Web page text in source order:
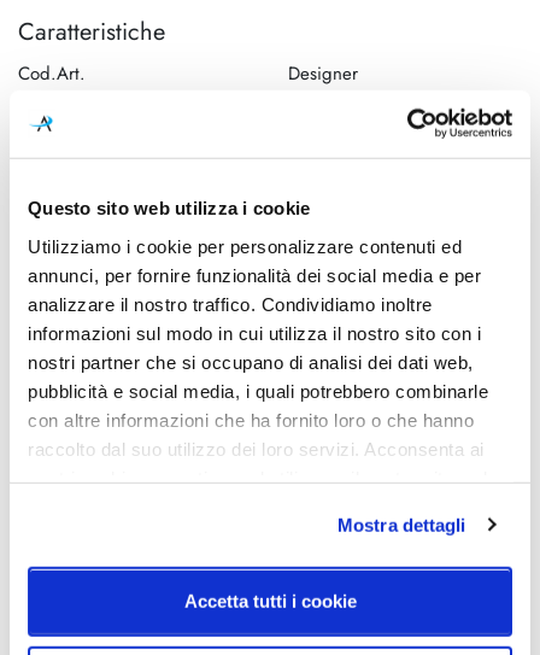
Questo sito web utilizza i cookie
Utilizziamo i cookie per personalizzare contenuti ed
annunci, per fornire funzionalità dei social media e per
analizzare il nostro traffico. Condividiamo inoltre
informazioni sul modo in cui utilizza il nostro sito con i
nostri partner che si occupano di analisi dei dati web,
pubblicità e social media, i quali potrebbero combinarle
con altre informazioni che ha fornito loro o che hanno
raccolto dal suo utilizzo dei loro servizi. Acconsenta ai
Mostra dettagli
Accetta tutti i cookie
Caratteristiche
Cod.Art.
Designer
Ø 12mm
Sorgente luminosa
Led integrato
Potenza e attacco
10W - 1300lm - 3000K -
CRI>80
Diffusore
Metacrilato 040
Classe energetica
A++, A+, A
IP
20
Schemi tecnici